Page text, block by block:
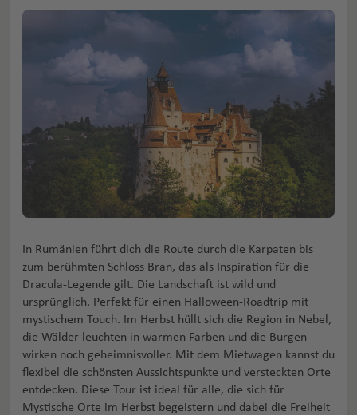
In Rumänien führt dich die Route durch die Karpaten bis
zum berühmten Schloss Bran, das als Inspiration für die
Dracula-Legende gilt. Die Landschaft ist wild und
ursprünglich. Perfekt für einen Halloween-Roadtrip mit
mystischem Touch. Im Herbst hüllt sich die Region in Nebel,
die Wälder leuchten in warmen Farben und die Burgen
wirken noch geheimnisvoller. Mit dem Mietwagen kannst du
flexibel die schönsten Aussichtspunkte und versteckten Orte
entdecken. Diese Tour ist ideal für alle, die sich für
Mystische Orte im Herbst begeistern und dabei die Freiheit